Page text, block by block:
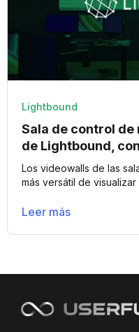
Lightbound
Sala de control
de Lightbound,
Los videowalls de las
más versátil de visualizar
Leer más